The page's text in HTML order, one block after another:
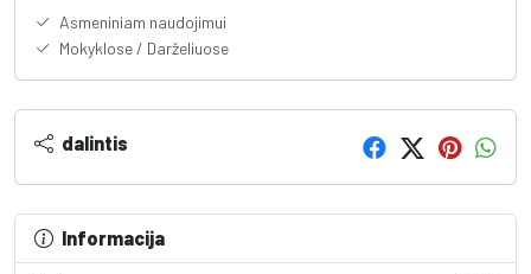
Asmeniniam naudojimui
Mokyklose / Darželiuose
dalintis
Informacija